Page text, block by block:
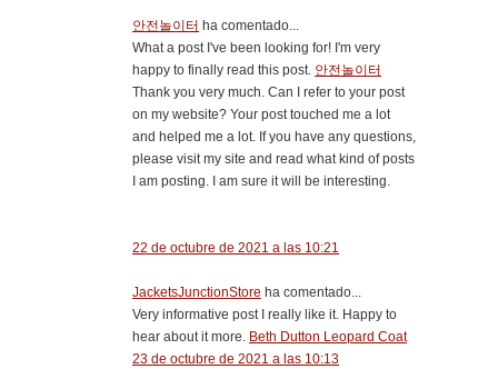
안전놀이터 ha comentado...
What a post I've been looking for! I'm very
happy to finally read this post. 안전놀이터
Thank you very much. Can I refer to your post
on my website? Your post touched me a lot
and helped me a lot. If you have any questions,
please visit my site and read what kind of posts
I am posting. I am sure it will be interesting.
22 de octubre de 2021 a las 10:21
JacketsJunctionStore ha comentado...
Very informative post I really like it. Happy to
hear about it more. Beth Dutton Leopard Coat
23 de octubre de 2021 a las 10:13